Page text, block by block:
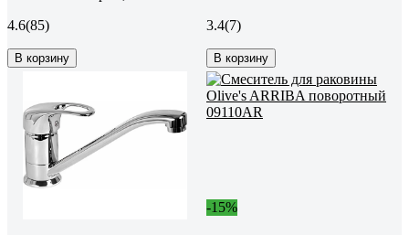
4.6(85)
В корзину
3.4(7)
В корзину
-15%